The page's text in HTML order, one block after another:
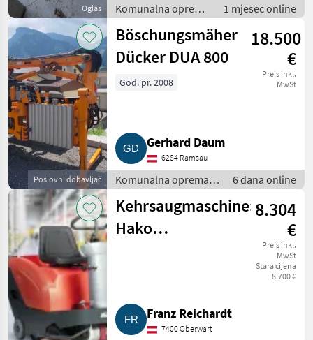
Oglas
Komunalna oprema
i vozila / Vozila za
odvoz smjeća
1 mjesec online
Poslovni dobavljač
Böschungsmäher
Dücker DUA 800
18.500
€
Preis inkl.
MwSt
God. pr. 2008
Gerhard Daum
6284 Ramsau
Komunalna oprema i
vozila / Kosilice za
nagibe
6 dana online
Kehrsaugmaschine:
Hako
8.304
€
Preis inkl.
MwSt
Stara cijena
8.700 €
Franz Reichardt
7400 Oberwart